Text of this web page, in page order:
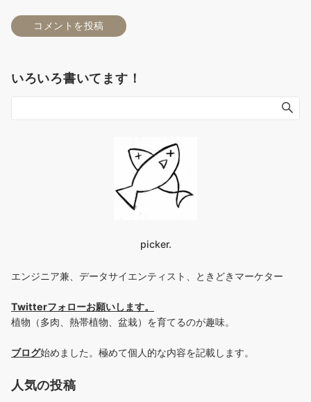
いろいろ書いてます！
picker.
エンジニア兼、データサイエンティスト、ときどきマーケター
Twitterフォローお願いします。
植物（多肉、熱帯植物、盆栽）を育てるのが趣味。
ブログ始めました。極めて個人的な内容を記載します。
人気の投稿